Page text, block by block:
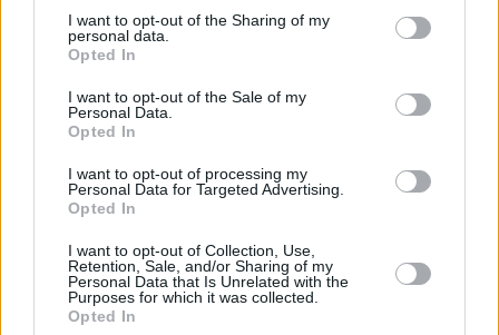
I want to opt-out of the Sharing of my
personal data.
Opted In
I want to opt-out of the Sale of my
Personal Data.
Opted In
I want to opt-out of processing my
Personal Data for Targeted Advertising.
Opted In
I want to opt-out of Collection, Use,
Retention, Sale, and/or Sharing of my
Personal Data that Is Unrelated with the
Purposes for which it was collected.
Opted In
Η κατάσταση στην ευρωπαϊκή αγορά
εταιρειών χαμηλότερης πιστοληπτικής
αξιολόγησης, προκαλεί ιδιαίτερη ανησυχία.